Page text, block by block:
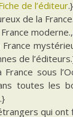
de l’éditeur.}
de la
moderne.,
de
sous
toutes les
qui ont